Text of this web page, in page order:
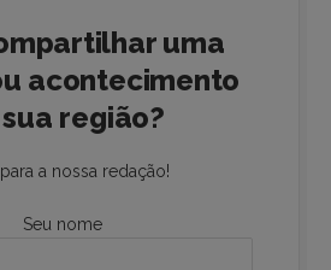
uma
acontecimento
região?
a nossa redação!
Seu nome